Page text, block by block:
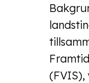
(FVIS),